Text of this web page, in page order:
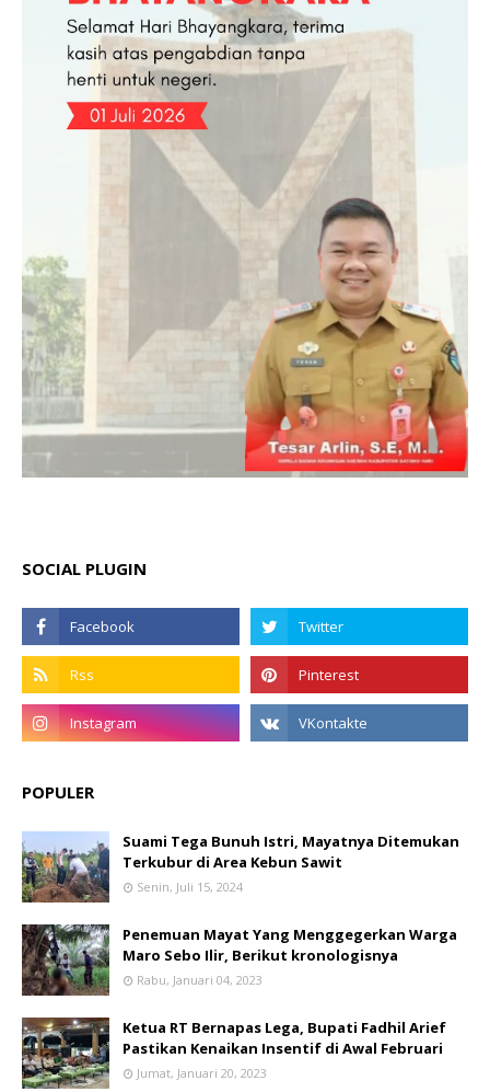
SOCIAL PLUGIN
POPULER
Suami Tega Bunuh Istri, Mayatnya Ditemukan
Terkubur di Area Kebun Sawit
Senin, Juli 15, 2024
Penemuan Mayat Yang Menggegerkan Warga
Maro Sebo Ilir, Berikut kronologisnya
Rabu, Januari 04, 2023
Ketua RT Bernapas Lega, Bupati Fadhil Arief
Pastikan Kenaikan Insentif di Awal Februari
Jumat, Januari 20, 2023